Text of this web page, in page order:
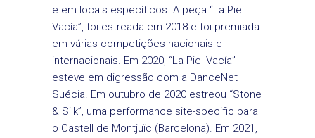
e em locais específicos. A peça “La Piel
Vacía”, foi estreada em 2018 e foi premiada
em várias competições nacionais e
internacionais. Em 2020, “La Piel Vacía”
esteve em digressão com a DanceNet
Suécia. Em outubro de 2020 estreou “Stone
& Silk”, uma performance site-specific para
o Castell de Montjuïc (Barcelona). Em 2021,